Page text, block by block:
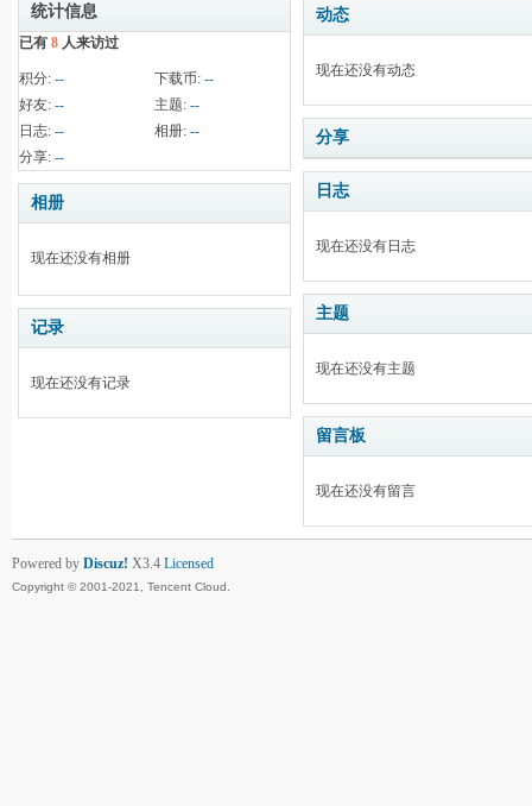
统计信息
已有 8 人来访过
积分: -- 下载币: --
好友: -- 主题: --
日志: -- 相册: --
分享: --
相册
现在还没有相册
记录
现在还没有记录
动态
现在还没有动态
分享
日志
现在还没有日志
主题
现在还没有主题
留言板
现在还没有留言
Powered by Discuz! X3.4 Licensed
Copyright © 2001-2021, Tencent Cloud.